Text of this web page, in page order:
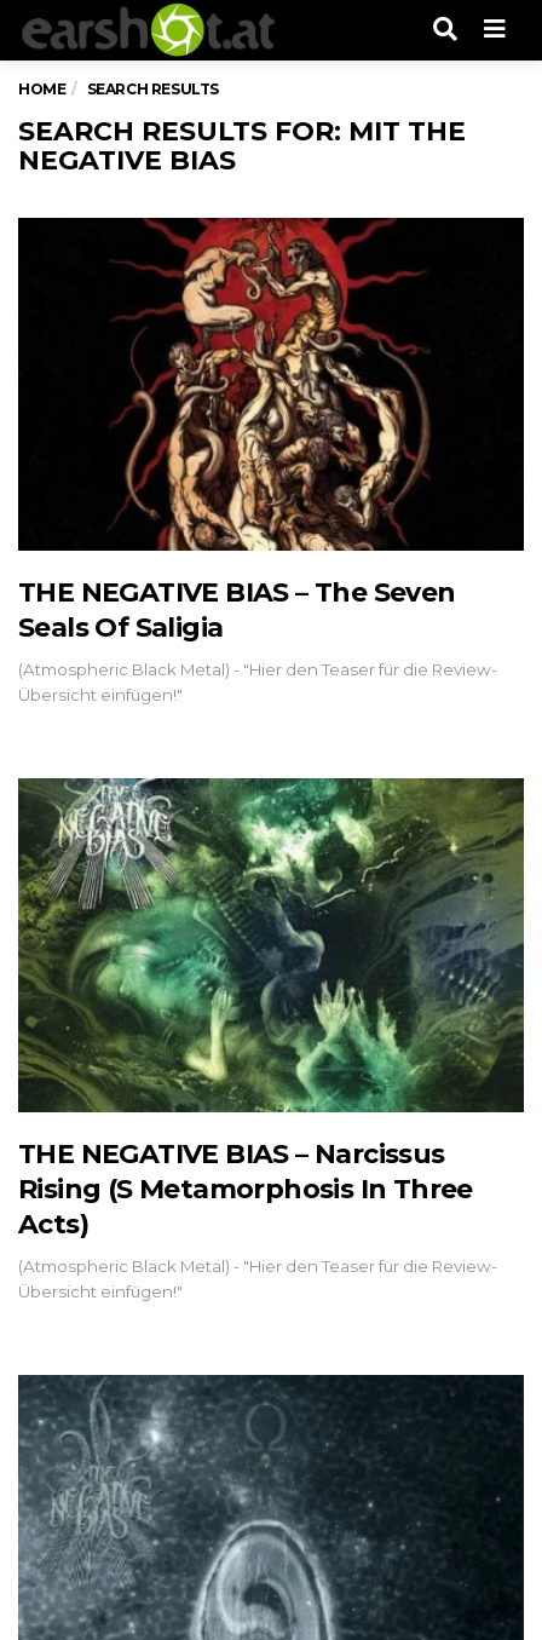
HOME SEARCH RESULTS
SEARCH RESULTS FOR: MIT THE
NEGATIVE BIAS
THE NEGATIVE BIAS – The Seven
Seals Of Saligia
(Atmospheric Black Metal) - "Hier den Teaser für die Review-
Übersicht einfügen!"
THE NEGATIVE BIAS – Narcissus
Rising (S Metamorphosis In Three
Acts)
(Atmospheric Black Metal) - "Hier den Teaser für die Review-
Übersicht einfügen!"